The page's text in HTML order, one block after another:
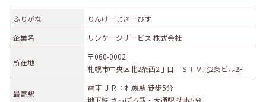
ふりがな
りんけーじさーびす
企業名
リンケージサービス 株式会社
所在地
〒060-0002
札幌市中央区北2条西2丁目 ＳＴＶ北2条ビル2F
最寄駅
電車 ＪＲ：札幌駅 徒歩5分
地下鉄 さっぽろ駅・大通駅 徒歩5分